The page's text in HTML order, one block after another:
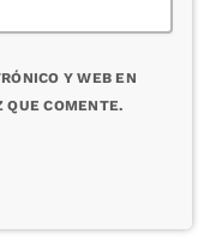
Y WEB EN
QUE COMENTE.